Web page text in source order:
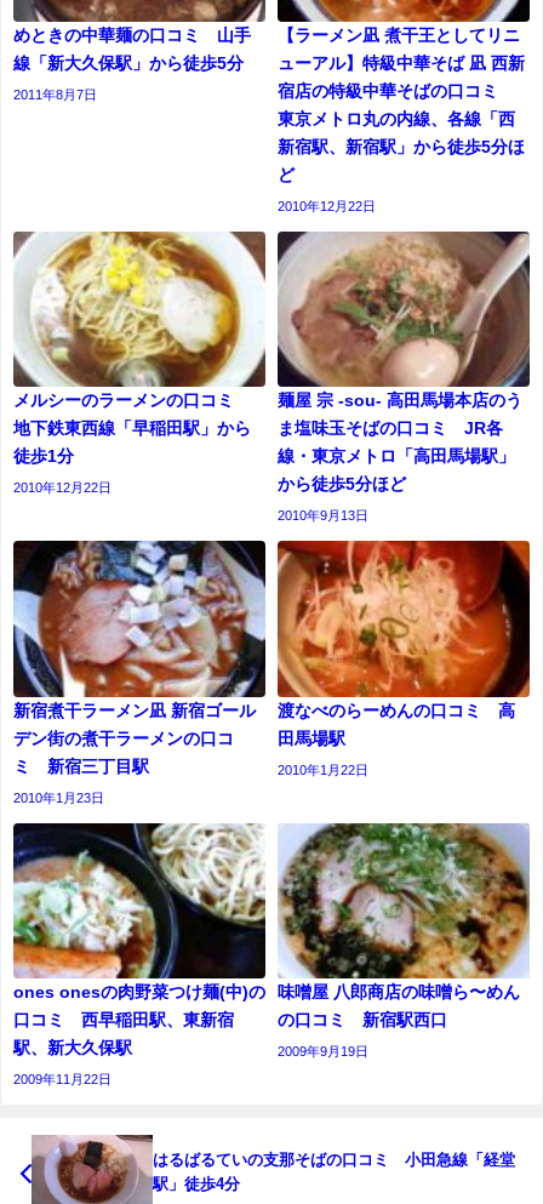
めときの中華麺の口コミ 山手
線「新大久保駅」から徒歩5分
2011年8月7日
【ラーメン凪 煮干王としてリニ
ューアル】特級中華そば 凪 西新
宿店の特級中華そばの口コミ
東京メトロ丸の内線、各線「西
新宿駅、新宿駅」から徒歩5分ほ
ど
2010年12月22日
メルシーのラーメンの口コミ
地下鉄東西線「早稲田駅」から
徒歩1分
2010年12月22日
麺屋 宗 -sou- 高田馬場本店のう
ま塩味玉そばの口コミ JR各
線・東京メトロ「高田馬場駅」
から徒歩5分ほど
2010年9月13日
新宿煮干ラーメン凪 新宿ゴール
デン街の煮干ラーメンの口コ
ミ 新宿三丁目駅
2010年1月23日
渡なべのらーめんの口コミ 高
田馬場駅
2010年1月22日
ones onesの肉野菜つけ麺(中)の
口コミ 西早稲田駅、東新宿
駅、新大久保駅
2009年11月22日
味噌屋 八郎商店の味噌ら〜めん
の口コミ 新宿駅西口
2009年9月19日
はるばるていの支那そばの口コミ 小田急線「経堂
駅」徒歩4分